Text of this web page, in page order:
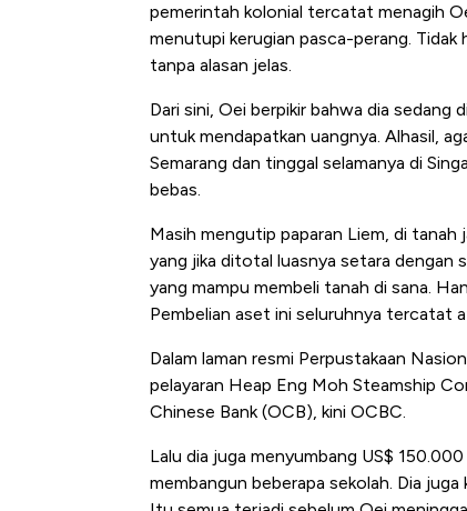
pemerintah kolonial tercatat menagih
menutupi kerugian pasca-perang. Tidak
tanpa alasan jelas.
Dari sini, Oei berpikir bahwa dia sedang
untuk mendapatkan uangnya. Alhasil,
Semarang dan tinggal selamanya di
bebas.
Masih mengutip paparan Liem, di tanah
yang jika ditotal luasnya setara dengan
yang mampu membeli tanah di sana.
Pembelian aset ini seluruhnya tercatat
Dalam laman resmi Perpustakaan
pelayaran Heap Eng Moh Steamship
Chinese Bank (OCB), kini OCBC.
Lalu dia juga menyumbang US$
membangun beberapa sekolah. Dia